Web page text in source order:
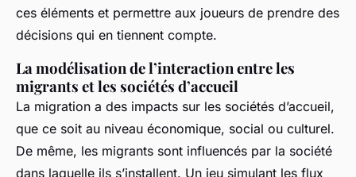
ces éléments et permettre aux joueurs de prendre des
décisions qui en tiennent compte.
La modélisation de l’interaction entre les
migrants et les sociétés d’accueil
La migration a des impacts sur les sociétés d’accueil,
que ce soit au niveau économique, social ou culturel.
De même, les migrants sont influencés par la société
dans laquelle ils s’installent. Un jeu simulant les flux